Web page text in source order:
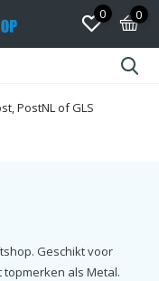
0 0
PostNL of GLS
Geschikt voor
als Metal.